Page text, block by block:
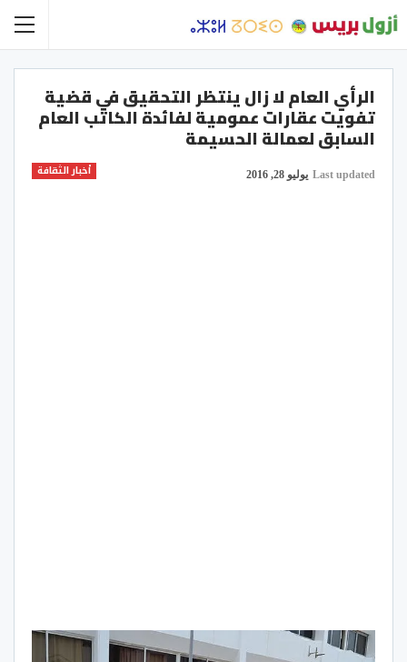
الرأي العام لا زال ينتظر التحقيق في قضية
تفويت عقارات عمومية لفائدة الكاتب العام
السابق لعمالة الحسيمة
أخبار الثقافة Last updated يوليو 28, 2016